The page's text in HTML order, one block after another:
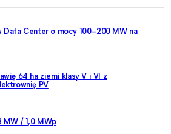
Data Center o mocy 100–200 MW na
64 ha ziemi klasy V i VI z
PV
MW / 1,0 MWp